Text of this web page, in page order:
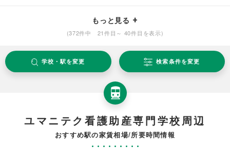
もっと見る
(372件中 21件目～ 40件目を表示)
学校・駅を変更 検索条件を変更
ユマニテク看護助産専門学校周辺
おすすめ駅の家賃相場/所要時間情報